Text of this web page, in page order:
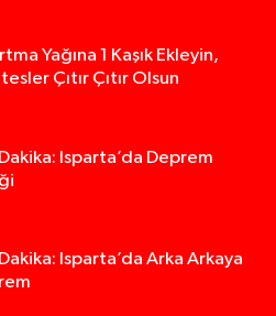
Yağına 1 Kaşık Ekleyin,
Çıtır Çıtır Olsun
Isparta’da Deprem
Isparta’da Arka Arkaya